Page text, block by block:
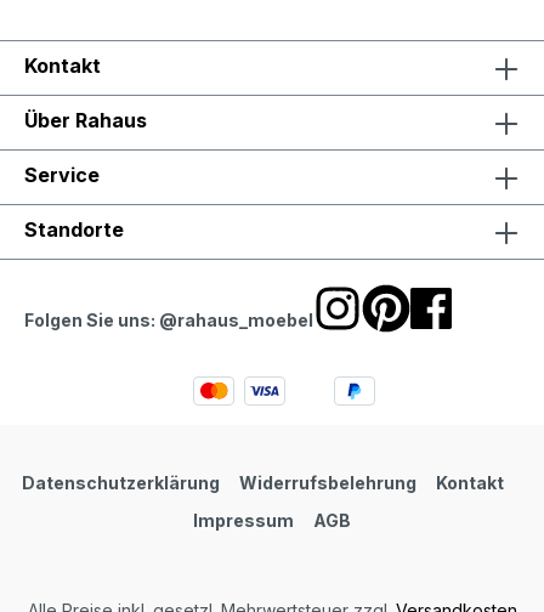
Kontakt
Über Rahaus
Service
Standorte
Folgen Sie uns: @rahaus_moebel
Datenschutzerklärung Widerrufsbelehrung
Kontakt
Impressum
AGB